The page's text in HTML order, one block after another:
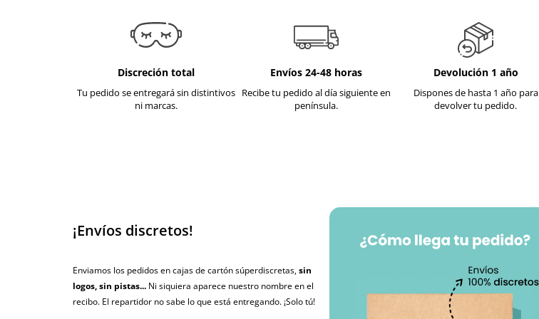
Discreción total
Tu pedido se entregará sin distintivos
ni marcas.
Envíos 24-48 horas
Recibe tu pedido al día siguiente en
península.
Devolución 1 año
Dispones de hasta 1 año para
devolver tu pedido.
¡Envíos discretos!
Enviamos los pedidos en cajas de cartón súperdiscretas,sin
logos, sin pistas... Ni siquiera aparece nuestro nombre en el
recibo. El repartidor no sabe lo que está entregando. ¡Solo tú!